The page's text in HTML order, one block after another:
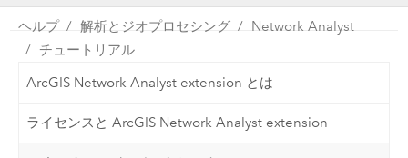
ン
ス
ヘルプ 解析とジオプロセシング
Network Analyst
チュートリアル
ArcGIS Network Analyst extension とは
ライセンスと ArcGIS Network Analyst extension